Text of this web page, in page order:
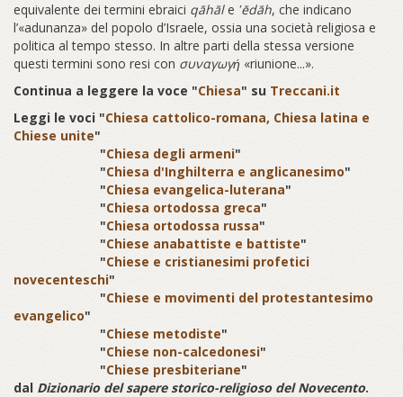
equivalente dei termini ebraici qāhāle ‛ēdāh, che indicano
l’«adunanza» del popolo d’Israele, ossia una società religiosa e
politica al tempo stesso. In altre parti della stessa versione
questi termini sono resi con συναγωγή «riunione...».
Continua a leggere la voce "Chiesa" su Treccani.it
Leggi le voci "Chiesa cattolico-romana, Chiesa latina e
Chiese unite"
"Chiesa degli armeni"
"Chiesa d'Inghilterra e anglicanesimo"
"Chiesa evangelica-luterana"
"Chiesa ortodossa greca"
"Chiesa ortodossa russa"
"Chiese anabattiste e battiste"
"Chiese e cristianesimi profetici
novecenteschi"
"Chiese e movimenti del protestantesimo
evangelico"
"Chiese metodiste"
"Chiese non-calcedonesi"
"Chiese presbiteriane"
dal Dizionario del sapere storico-religioso del Novecento.